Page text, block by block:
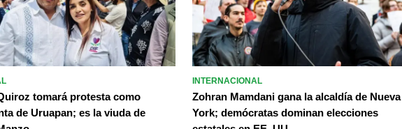
tomará protesta como
de Uruapan; es la viuda de
INTERNACIONAL
Zohran Mamdani gana la alcaldía de Nueva
York; demócratas dominan elecciones